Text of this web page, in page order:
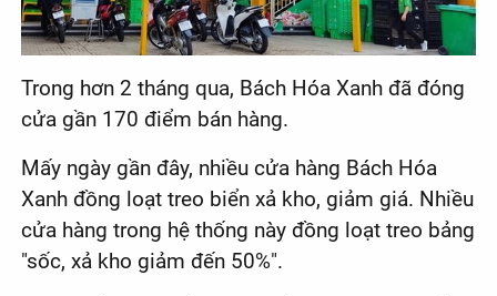
Trong hơn 2 tháng qua, Bách Hóa Xanh đã đóng
cửa gần 170 điểm bán hàng.
Mấy ngày gần đây, nhiều cửa hàng Bách Hóa
Xanh đồng loạt treo biển xả kho, giảm giá. Nhiều
cửa hàng trong hệ thống này đồng loạt treo bảng
"sốc, xả kho giảm đến 50%".